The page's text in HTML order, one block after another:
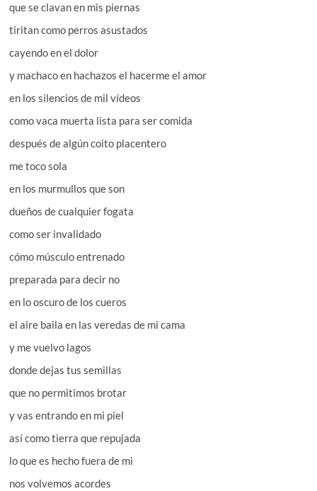
que se clavan en mis piernas
tiritan como perros asustados
cayendo en el dolor
y machaco en hachazos el hacerme el amor
en los silencios de mil vídeos
como vaca muerta lista para ser comida
después de algún coito placentero
me toco sola
en los murmullos que son
dueños de cualquier fogata
como ser invalidado
cómo músculo entrenado
preparada para decir no
en lo oscuro de los cueros
el aire baila en las veredas de mi cama
y me vuelvo lagos
donde dejas tus semillas
que no permitimos brotar
y vas entrando en mi piel
así como tierra que repujada
lo que es hecho fuera de mi
nos volvemos acordes